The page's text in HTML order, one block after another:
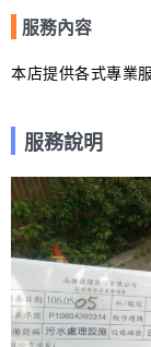
服務內容
本店提供各式專業
服務說明